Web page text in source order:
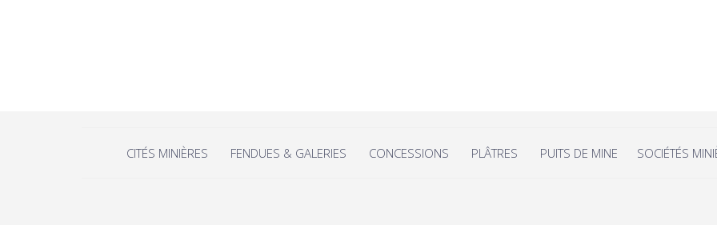
CITÉS MINIÈRES FENDUES & GALERIES CONCESSIONS PLÂTRES PUITS DE MINE SOCIÉTÉS